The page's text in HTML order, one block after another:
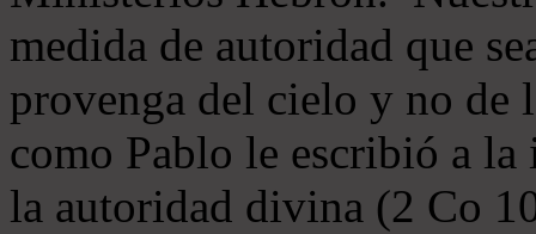
medida de autoridad que
provenga del cielo y no de
como Pablo le escribió a
la autoridad divina (2 Co